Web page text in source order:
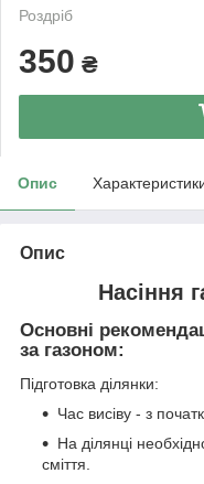
Роздріб
350 ₴
Опис
Опис
Насіння
Основні
за газоном:
Підготовка ділянки:
Час висіву - з
На ділянці
сміття.